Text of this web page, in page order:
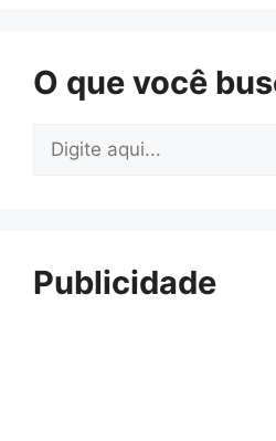
O que você
Pesquisar
Publicidade